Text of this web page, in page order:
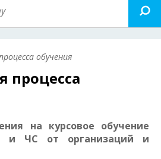
обучения
процесса
на курсовое обучение
и ЧС от организаций и